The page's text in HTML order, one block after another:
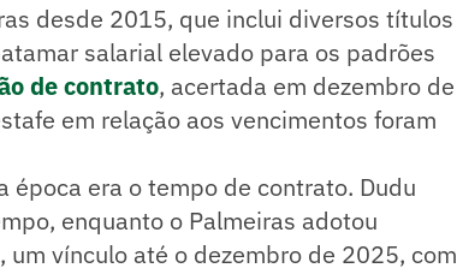
desde 2015, que inclui diversos títulos
salarial elevado para os padrões
de contrato, acertada em dezembro de
em relação aos vencimentos foram
época era o tempo de contrato. Dudu
enquanto o Palmeiras adotou
vínculo até o dezembro de 2025, com